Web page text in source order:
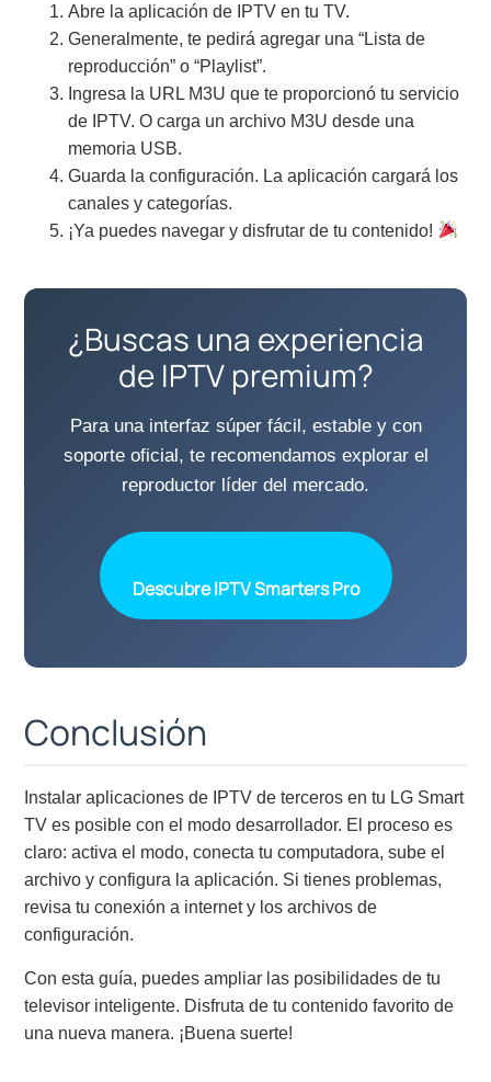
Abre la aplicación de IPTV en tu TV.
Generalmente, te pedirá agregar una “Lista de
reproducción” o “Playlist”.
Ingresa la URL M3U que te proporcionó tu servicio
de IPTV. O carga un archivo M3U desde una
memoria USB.
Guarda la configuración. La aplicación cargará los
canales y categorías.
¡Ya puedes navegar y disfrutar de tu contenido!
¿Buscas una experiencia
de IPTV premium?
Para una interfaz súper fácil, estable y con
soporte oficial, te recomendamos explorar el
reproductor líder del mercado.
Descubre IPTV Smarters Pro
Conclusión
Instalar aplicaciones de IPTV de terceros en tu LG Smart
TV es posible con el modo desarrollador. El proceso es
claro: activa el modo, conecta tu computadora, sube el
archivo y configura la aplicación. Si tienes problemas,
revisa tu conexión a internet y los archivos de
configuración.
Con esta guía, puedes ampliar las posibilidades de tu
televisor inteligente. Disfruta de tu contenido favorito de
una nueva manera. ¡Buena suerte!